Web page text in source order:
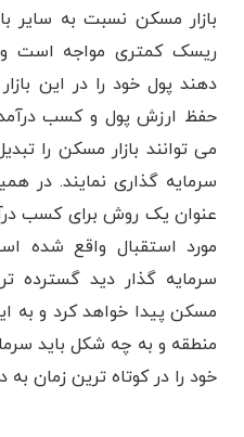
بازار مسکن نسبت به سایر
ریسک کمتری مواجه است و
‌دهند پول خود را در این
حفظ ارزش پول و کسب
می ‌توانند بازار مسکن را
سرمایه گذاری نمایند. در
عنوان یک روش برای کسب
مورد استقبال واقع شده
سرمایه‌ گذار دید گسترده
مسکن پیدا خواهد کرد و به
منطقه و به چه شکل باید
خود را در کوتاه ترین زمان